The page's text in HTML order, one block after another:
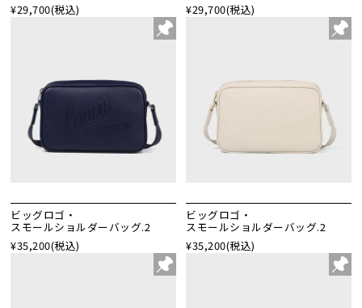
¥29,700(税込)
¥29,700(税込)
ビッグロゴ・
スモールショルダーバッグ.2
¥35,200(税込)
ビッグロゴ・
スモールショルダーバッグ.2
¥35,200(税込)